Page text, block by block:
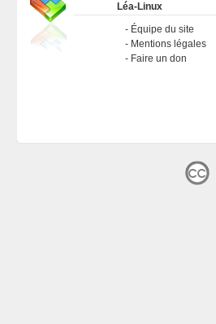
Léa-Linux
Équipe du site
Mentions légales
Faire un don